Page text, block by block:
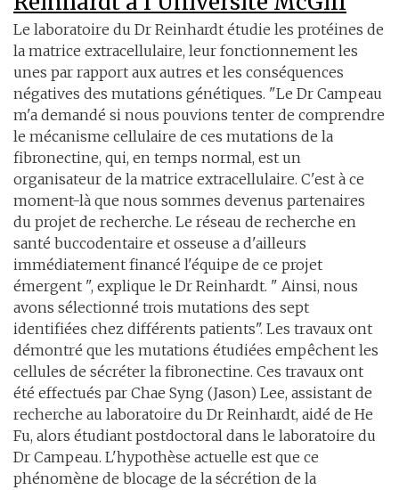
Le laboratoire du Dr Reinhardt étudie les protéines de
la matrice extracellulaire, leur fonctionnement les
unes par rapport aux autres et les conséquences
négatives des mutations génétiques. "Le Dr Campeau
m'a demandé si nous pouvions tenter de comprendre
le mécanisme cellulaire de ces mutations de la
fibronectine, qui, en temps normal, est un
organisateur de la matrice extracellulaire. C'est à ce
moment-là que nous sommes devenus partenaires
du projet de recherche. Le réseau de recherche en
santé buccodentaire et osseuse a d'ailleurs
immédiatement financé l'équipe de ce projet
émergent ", explique le Dr Reinhardt. " Ainsi, nous
avons sélectionné trois mutations des sept
identifiées chez différents patients". Les travaux ont
démontré que les mutations étudiées empêchent les
cellules de sécréter la fibronectine. Ces travaux ont
été effectués par Chae Syng (Jason) Lee, assistant de
recherche au laboratoire du Dr Reinhardt, aidé de He
Fu, alors étudiant postdoctoral dans le laboratoire du
Dr Campeau. L'hypothèse actuelle est que ce
phénomène de blocage de la sécrétion de la